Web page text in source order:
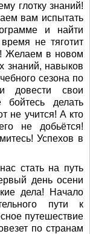
глотку знаний!
вам испытать
и найти
не тяготит
Желаем в новом
знаний, навыков
сезона по
довести свои
делать
не учится! А кто
не добьётся!
Успехов в
стать на путь
день осени
дела! Начало
пути к
путешествие
по странам